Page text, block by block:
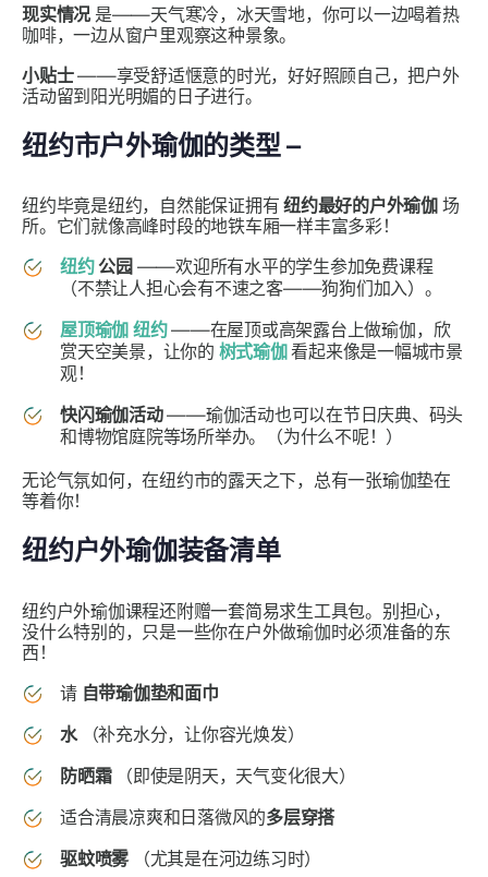
现实情况 是——天气寒冷，冰天雪地，你可以一边喝着热
咖啡，一边从窗户里观察这种景象。
小贴士——享受舒适惬意的时光，好好照顾自己，把户外
活动留到阳光明媚的日子进行。
纽约市户外瑜伽的类型 –
纽约毕竟是纽约，自然能保证拥有纽约最好的户外瑜伽 场
所。它们就像高峰时段的地铁车厢一样丰富多彩！
纽约公园 ——欢迎所有水平的学生参加免费课程
（不禁让人担心会有不速之客——狗狗们加入）。
屋顶瑜伽 纽约——在屋顶或高架露台上做瑜伽，欣
赏天空美景，让你的 树式瑜伽看起来像是一幅城市景
观！
快闪瑜伽活动——瑜伽活动也可以在节日庆典、码头
和博物馆庭院等场所举办。（为什么不呢！）
无论气氛如何，在纽约市的露天之下，总有一张瑜伽垫在
等着你！
纽约户外瑜伽装备清单
纽约户外瑜伽课程还附赠一套简易求生工具包。别担心，
没什么特别的，只是一些你在户外做瑜伽时必须准备的东
西！
请 自带瑜伽垫和面巾
水（补充水分，让你容光焕发）
防晒霜（即使是阴天，天气变化很大）
适合清晨凉爽和日落微风的多层穿搭
驱蚊喷雾（尤其是在河边练习时）